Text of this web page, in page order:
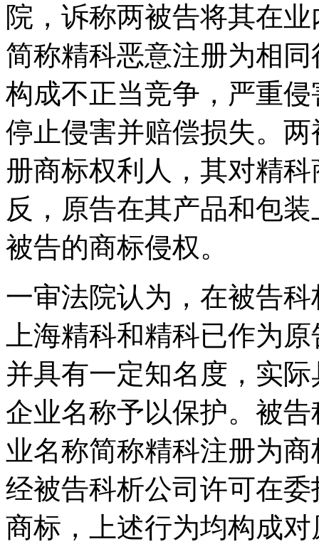
院，诉称两被告将其在
简称精科恶意注册为相
构成不正当竞争，严重
停止侵害并赔偿损失。
册商标权利人，其对精
反，原告在其产品和包
被告的商标侵权。
一审法院认为，在被告
上海精科和精科已作为
并具有一定知名度，实
企业名称予以保护。被
业名称简称精科注册为
经被告科析公司许可在
商标，上述行为均构成